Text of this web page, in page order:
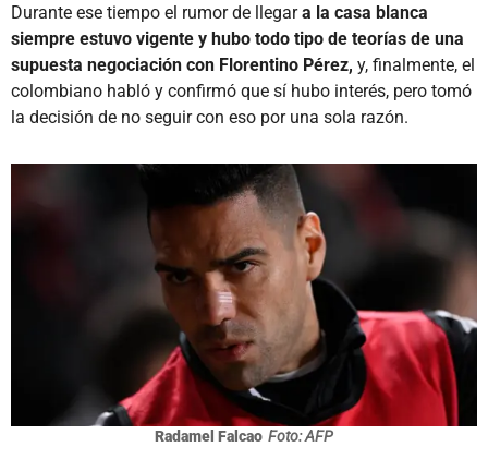
Durante ese tiempo el rumor de llegara la casa blanca
siempre estuvo vigente y hubo todo tipo de teorías de una
supuesta negociación con Florentino Pérez, y, finalmente, el
colombiano habló y confirmó que sí hubo interés, pero tomó
la decisión de no seguir con eso por una sola razón.
Radamel Falcao Foto: AFP